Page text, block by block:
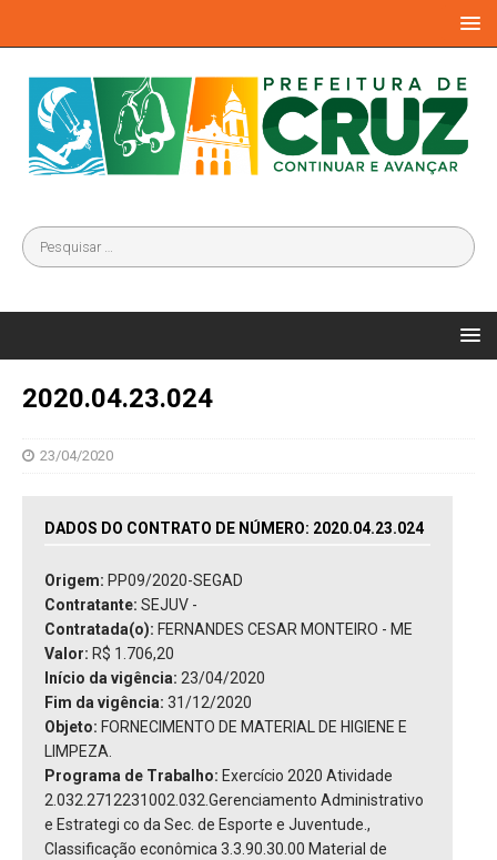
2020.04.23.024
23/04/2020
DADOS DO CONTRATO DE NÚMERO: 2020.04.23.024
Origem: PP09/2020-SEGAD
Contratante: SEJUV -
Contratada(o): FERNANDES CESAR MONTEIRO - ME
Valor: R$ 1.706,20
Início da vigência: 23/04/2020
Fim da vigência: 31/12/2020
Objeto: FORNECIMENTO DE MATERIAL DE HIGIENE E
LIMPEZA.
Programa de Trabalho: Exercício 2020 Atividade
2.032.2712231002.032.Gerenciamento Administrativo
e Estrategi co da Sec. de Esporte e Juventude.,
Classificação econômica 3.3.90.30.00 Material de